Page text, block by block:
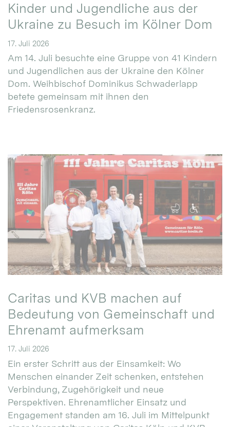
Kinder und Jugendliche aus der
Ukraine zu Besuch im Kölner Dom
17. Juli 2026
Am 14. Juli besuchte eine Gruppe von 41 Kindern
und Jugendlichen aus der Ukraine den Kölner
Dom. Weihbischof Dominikus Schwaderlapp
betete gemeinsam mit ihnen den
Friedensrosenkranz.
Caritas und KVB machen auf
Bedeutung von Gemeinschaft und
Ehrenamt aufmerksam
17. Juli 2026
Ein erster Schritt aus der Einsamkeit: Wo
Menschen einander Zeit schenken, entstehen
Verbindung, Zugehörigkeit und neue
Perspektiven. Ehrenamtlicher Einsatz und
Engagement standen am 16. Juli im Mittelpunkt